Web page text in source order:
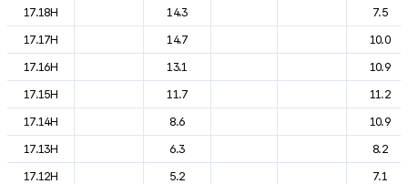
17.18H
14.3
7.5
17.17H
14.7
10.0
17.16H
13.1
10.9
17.15H
11.7
11.2
17.14H
8.6
10.9
17.13H
6.3
8.2
17.12H
5.2
7.1